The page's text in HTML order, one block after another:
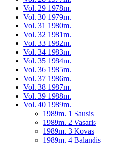
Vol. 29 1978m.
Vol. 30 1979m.
Vol. 31 1980m.
Vol. 32 1981m.
Vol. 33 1982m.
Vol. 34 1983m.
Vol. 35 1984m.
Vol. 36 1985m.
Vol. 37 1986m.
Vol. 38 1987m.
Vol. 39 1988m.
Vol. 40 1989m.
1989m. 1 Sausis
1989m. 2 Vasaris
1989m. 3 Kovas
1989m. 4 Balandis